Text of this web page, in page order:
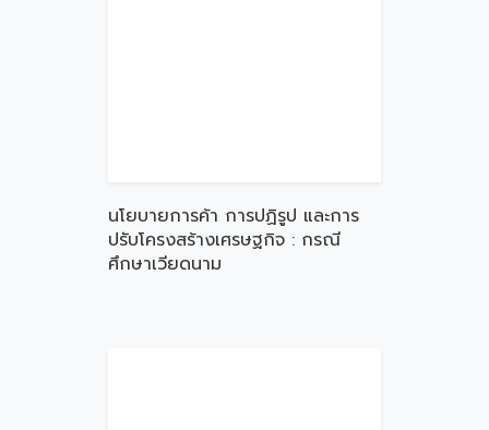
นโยบายการค้า การปฏิรูป และการ
ปรับโครงสร้างเศรษฐกิจ : กรณี
ศึกษาเวียดนาม